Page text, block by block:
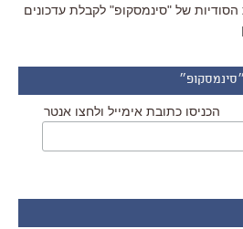
של "סינמסקופ" לקבלת עדכונים
הכניסו כתובת אימייל ולחצו אנטר